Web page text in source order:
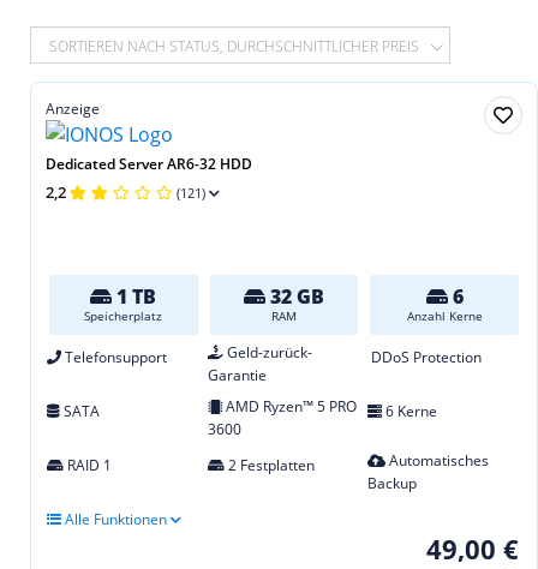
SORTIEREN NACH STATUS, DURCHSCHNITTLICHER PREIS
Anzeige
Dedicated Server AR6-32 HDD
2,2 (121)
1 TB
Speicherplatz
32 GB
RAM
6
Anzahl Kerne
Telefonsupport
Geld-zurück-
Garantie
DDoS Protection
SATA
AMD Ryzen™ 5 PRO
3600
6 Kerne
RAID 1 2 Festplatten
Automatisches
Backup
Alle Funktionen
49,00 €